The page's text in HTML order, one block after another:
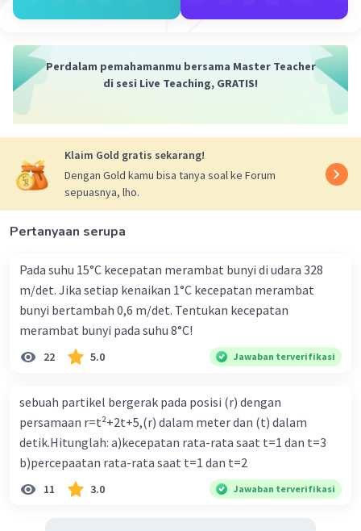
Iklan
Perdalam pemahamanmu bersama Master Teacher
di sesi Live Teaching, GRATIS!
Klaim Gold gratis sekarang!
Dengan Gold kamu bisa tanya soal ke Forum
sepuasnya, lho.
Pertanyaan serupa
Pada suhu 15°C kecepatan merambat bunyi di udara 328
m/det. Jika setiap kenaikan 1°C kecepatan merambat
bunyi bertambah 0,6 m/det. Tentukan kecepatan
merambat bunyi pada suhu 8°C!
22 5.0 Jawaban terverifikasi
sebuah partikel bergerak pada posisi (r) dengan
persamaan r=t²+2t+5,(r) dalam meter dan (t) dalam
detik.Hitunglah: a)kecepatan rata-rata saat t=1 dan t=3
b)percepaatan rata-rata saat t=1 dan t=2
11 3.0 Jawaban terverifikasi